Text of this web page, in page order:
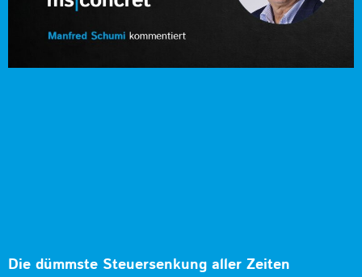
Die dümmste Steuersenkung aller Zeiten